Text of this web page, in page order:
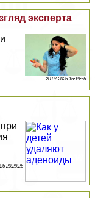
эксперта
20 07 2026 16:19:56
20:29:26